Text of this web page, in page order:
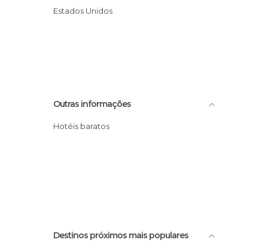
Estados Unidos
Outras informações
Hotéis baratos
Destinos próximos mais populares